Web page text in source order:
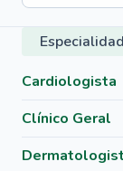
Cardiologista
Clínico Geral